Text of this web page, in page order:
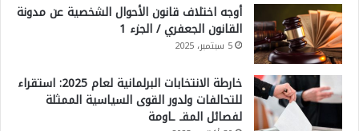
أوجه اختلاف قانون الأحوال الشخصية عن مدونة
القانون الجعفري / الجزء 1
5 سبتمبر، 2025
خارطة الانتخابات البرلمانية لعام 2025: استقراء
للتحالفات ولدور القوى السياسية الممثلة
لفصائل المقـ ـاومة